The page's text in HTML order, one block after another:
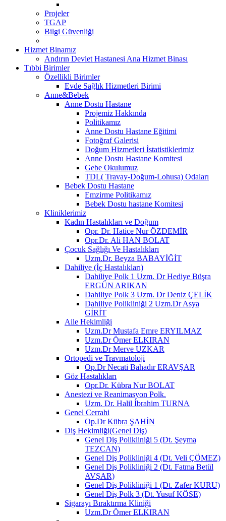
Projeler
TGAP
Bilgi Güvenliği
Hizmet Binamız
Andırın Devlet Hastanesi Ana Hizmet Binası
Tıbbi Birimler
Özellikli Birimler
Evde Sağlık Hizmetleri Birimi
Anne&Bebek
Anne Dostu Hastane
Projemiz Hakkında
Politikamız
Anne Dostu Hastane Eğitimi
Fotoğraf Galerisi
Doğum Hizmetleri İstatistiklerimiz
Anne Dostu Hastane Komitesi
Gebe Okulumuz
TDL( Travay-Doğum-Lohusa) Odaları
Bebek Dostu Hastane
Emzirme Politikamız
Bebek Dostu hastane Komitesi
Kliniklerimiz
Kadın Hastalıkları ve Doğum
Opr. Dr. Hatice Nur ÖZDEMİR
Opr.Dr. Ali HAN BOLAT
Çocuk Sağlığı Ve Hastalıkları
Uzm.Dr. Beyza BABAYİĞİT
Dahiliye (İç Hastalıkları)
Dahiliye Polk 1 Uzm. Dr Hediye Büşra
ERGÜN ARIKAN
Dahiliye Polk 3 Uzm. Dr Deniz ÇELİK
Dahiliye Polikliniği 2 Uzm.Dr Asya
GİRİT
Aile Hekimliği
Uzm.Dr Mustafa Emre ERYILMAZ
Uzm.Dr Ömer ELKIRAN
Uzm.Dr Merve UZKAR
Ortopedi ve Travmatoloji
Op.Dr Necati Bahadır ERAVŞAR
Göz Hastalıkları
Opr.Dr. Kübra Nur BOLAT
Anestezi ve Reanimasyon Polk.
Uzm. Dr. Halil İbrahim TURNA
Genel Cerrahi
Op.Dr Kübra ŞAHİN
Diş Hekimliği(Genel Diş)
Genel Diş Polikliniği 5 (Dt. Şeyma
TEZCAN)
Genel Diş Polikliniği 4 (Dt. Veli ÇÖMEZ)
Genel Diş Polikliniği 2 (Dt. Fatma Betül
AVŞAR)
Genel Diş Polikliniği 1 (Dt. Zafer KURU)
Genel Diş Polk 3 (Dt. Yusuf KÖSE)
Sigarayı Bıraktırma Kliniği
Uzm.Dr Ömer ELKIRAN